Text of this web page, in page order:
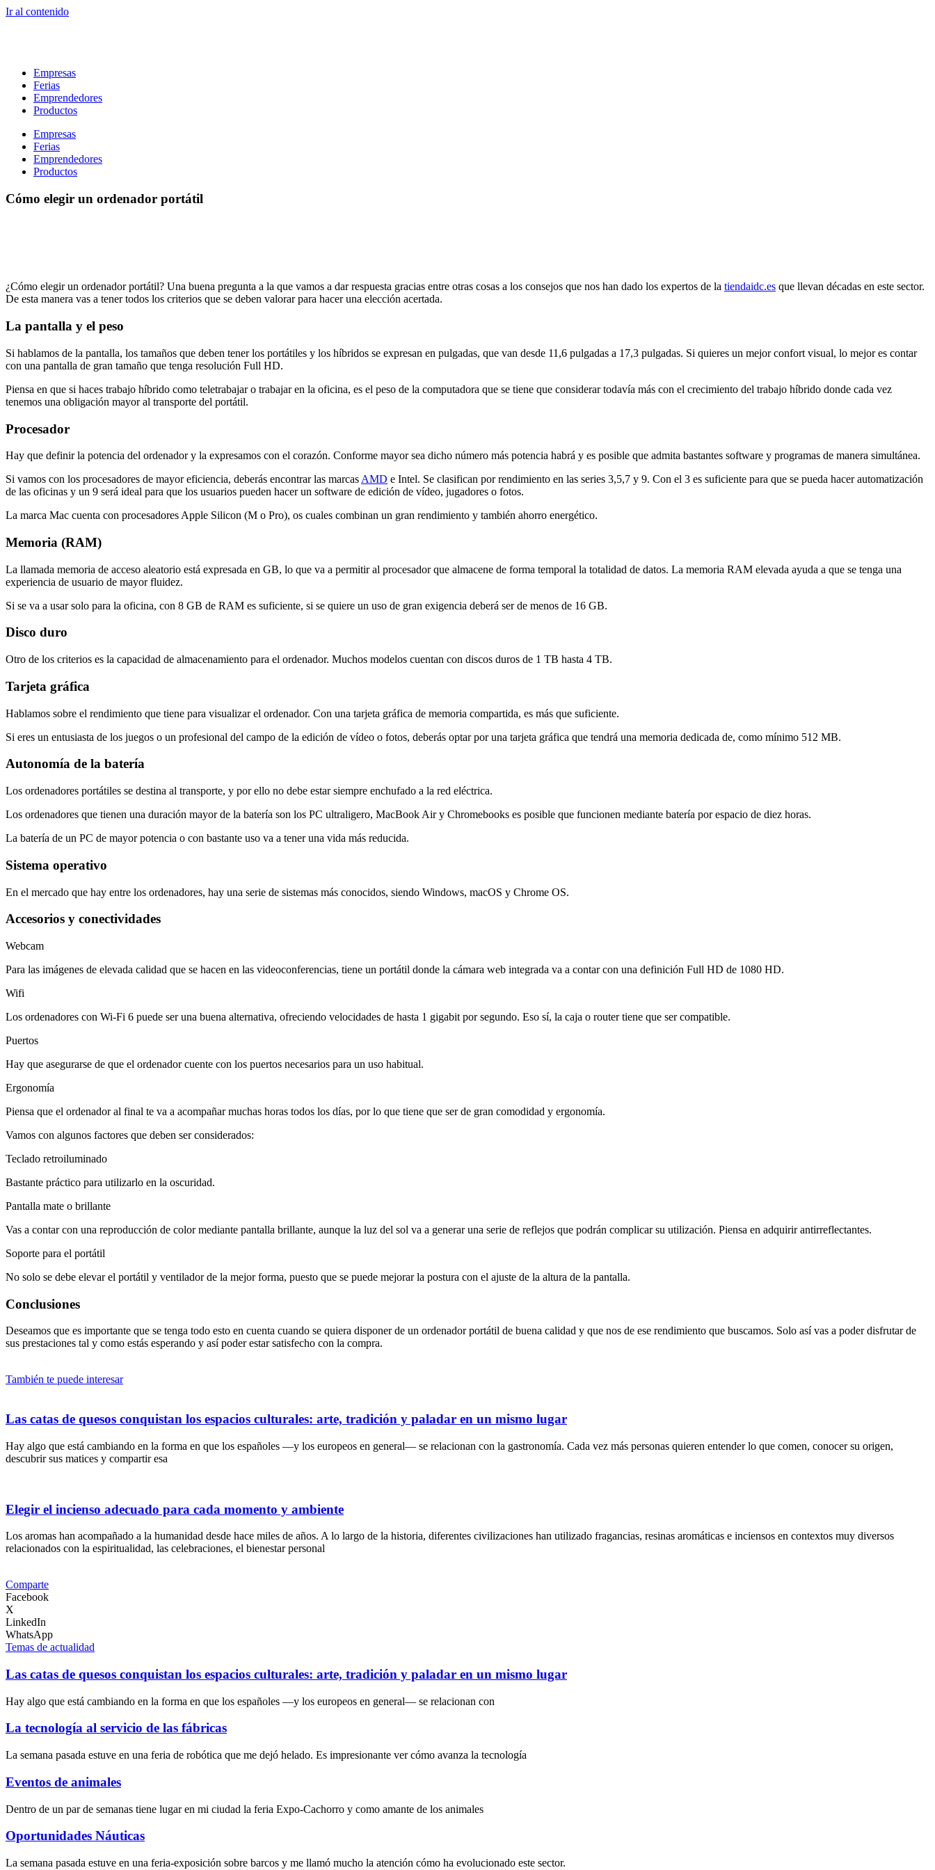
Ir al contenido
Empresas
Ferias
Emprendedores
Productos
Empresas
Ferias
Emprendedores
Productos
Cómo elegir un ordenador portátil
¿Cómo elegir un ordenador portátil? Una buena pregunta a la que vamos a dar respuesta gracias entre otras cosas a los consejos que nos han dado los expertos de la tiendaidc.es que llevan décadas en este sector.
De esta manera vas a tener todos los criterios que se deben valorar para hacer una elección acertada.
La pantalla y el peso
Si hablamos de la pantalla, los tamaños que deben tener los portátiles y los híbridos se expresan en pulgadas, que van desde 11,6 pulgadas a 17,3 pulgadas. Si quieres un mejor confort visual, lo mejor es contar
con una pantalla de gran tamaño que tenga resolución Full HD.
Piensa en que si haces trabajo híbrido como teletrabajar o trabajar en la oficina, es el peso de la computadora que se tiene que considerar todavía más con el crecimiento del trabajo híbrido donde cada vez
tenemos una obligación mayor al transporte del portátil.
Procesador
Hay que definir la potencia del ordenador y la expresamos con el corazón. Conforme mayor sea dicho número más potencia habrá y es posible que admita bastantes software y programas de manera simultánea.
Si vamos con los procesadores de mayor eficiencia, deberás encontrar las marcas AMD e Intel. Se clasifican por rendimiento en las series 3,5,7 y 9. Con el 3 es suficiente para que se pueda hacer automatización
de las oficinas y un 9 será ideal para que los usuarios pueden hacer un software de edición de vídeo, jugadores o fotos.
La marca Mac cuenta con procesadores Apple Silicon (M o Pro), os cuales combinan un gran rendimiento y también ahorro energético.
Memoria (RAM)
La llamada memoria de acceso aleatorio está expresada en GB, lo que va a permitir al procesador que almacene de forma temporal la totalidad de datos. La memoria RAM elevada ayuda a que se tenga una
experiencia de usuario de mayor fluidez.
Si se va a usar solo para la oficina, con 8 GB de RAM es suficiente, si se quiere un uso de gran exigencia deberá ser de menos de 16 GB.
Disco duro
Otro de los criterios es la capacidad de almacenamiento para el ordenador. Muchos modelos cuentan con discos duros de 1 TB hasta 4 TB.
Tarjeta gráfica
Hablamos sobre el rendimiento que tiene para visualizar el ordenador. Con una tarjeta gráfica de memoria compartida, es más que suficiente.
Si eres un entusiasta de los juegos o un profesional del campo de la edición de vídeo o fotos, deberás optar por una tarjeta gráfica que tendrá una memoria dedicada de, como mínimo 512 MB.
Autonomía de la batería
Los ordenadores portátiles se destina al transporte, y por ello no debe estar siempre enchufado a la red eléctrica.
Los ordenadores que tienen una duración mayor de la batería son los PC ultraligero, MacBook Air y Chromebooks es posible que funcionen mediante batería por espacio de diez horas.
La batería de un PC de mayor potencia o con bastante uso va a tener una vida más reducida.
Sistema operativo
En el mercado que hay entre los ordenadores, hay una serie de sistemas más conocidos, siendo Windows, macOS y Chrome OS.
Accesorios y conectividades
Webcam
Para las imágenes de elevada calidad que se hacen en las videoconferencias, tiene un portátil donde la cámara web integrada va a contar con una definición Full HD de 1080 HD.
Wifi
Los ordenadores con Wi-Fi 6 puede ser una buena alternativa, ofreciendo velocidades de hasta 1 gigabit por segundo. Eso sí, la caja o router tiene que ser compatible.
Puertos
Hay que asegurarse de que el ordenador cuente con los puertos necesarios para un uso habitual.
Ergonomía
Piensa que el ordenador al final te va a acompañar muchas horas todos los días, por lo que tiene que ser de gran comodidad y ergonomía.
Vamos con algunos factores que deben ser considerados:
Teclado retroiluminado
Bastante práctico para utilizarlo en la oscuridad.
Pantalla mate o brillante
Vas a contar con una reproducción de color mediante pantalla brillante, aunque la luz del sol va a generar una serie de reflejos que podrán complicar su utilización. Piensa en adquirir antirreflectantes.
Soporte para el portátil
No solo se debe elevar el portátil y ventilador de la mejor forma, puesto que se puede mejorar la postura con el ajuste de la altura de la pantalla.
Conclusiones
Deseamos que es importante que se tenga todo esto en cuenta cuando se quiera disponer de un ordenador portátil de buena calidad y que nos de ese rendimiento que buscamos. Solo así vas a poder disfrutar de
sus prestaciones tal y como estás esperando y así poder estar satisfecho con la compra.
También te puede interesar
Las catas de quesos conquistan los espacios culturales: arte, tradición y paladar en un mismo lugar
Hay algo que está cambiando en la forma en que los españoles —y los europeos en general— se relacionan con la gastronomía. Cada vez más personas quieren entender lo que comen, conocer su origen,
descubrir sus matices y compartir esa
Elegir el incienso adecuado para cada momento y ambiente
Los aromas han acompañado a la humanidad desde hace miles de años. A lo largo de la historia, diferentes civilizaciones han utilizado fragancias, resinas aromáticas e inciensos en contextos muy diversos
relacionados con la espiritualidad, las celebraciones, el bienestar personal
Comparte
Facebook
X
LinkedIn
WhatsApp
Temas de actualidad
Las catas de quesos conquistan los espacios culturales: arte, tradición y paladar en un mismo lugar
Hay algo que está cambiando en la forma en que los españoles —y los europeos en general— se relacionan con
La tecnología al servicio de las fábricas
La semana pasada estuve en una feria de robótica que me dejó helado. Es impresionante ver cómo avanza la tecnología
Eventos de animales
Dentro de un par de semanas tiene lugar en mi ciudad la feria Expo-Cachorro y como amante de los animales
Oportunidades Náuticas
La semana pasada estuve en una feria-exposición sobre barcos y me llamó mucho la atención cómo ha evolucionado este sector.